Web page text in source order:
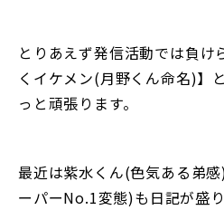
とりあえず発信活動では負け
くイケメン(月野くん命名)】
っと頑張ります。
最近は紫水くん(色気ある弟
ーパーNo.1変態)も日記が盛